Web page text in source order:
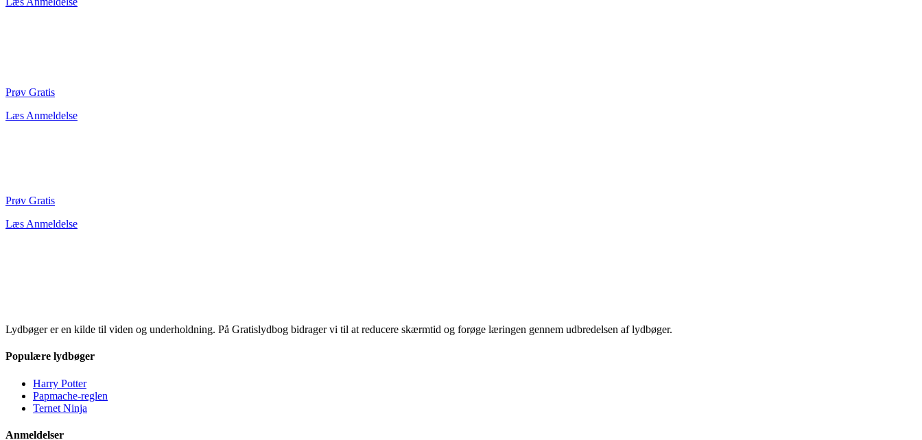
Prøv Gratis
Læs Anmeldelse
Prøv Gratis
Læs Anmeldelse
Lydbøger er en kilde til viden og underholdning. På Gratislydbog bidrager vi til at reducere skærmtid og forøge læringen gennem udbredelsen af lydbøger.
Populære lydbøger
Harry Potter
Papmache-reglen
Ternet Ninja
Anmeldelser